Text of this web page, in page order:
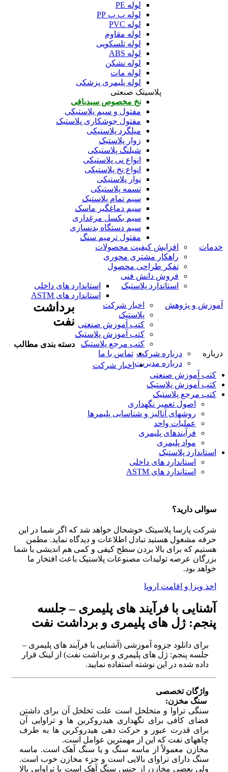
لوله PE
لوله پ پ PP
لوله PVC
لوله مقاوم
لوله تلسکوپی
لوله ABS
لوله نشکن
لوله مات
لوله پلیمری پزشکی
پلاسیتک صنعتی
نخ مخصوص سبدبافی
مفتول و سیم پلاستیکی
مفتول جوشکاری پلاستیک
میلگرد پلاستیکی
زوار پلاستیک
شیلنگ پلاستیکی
انواع نی پلاستیکی
انواع نخ پلاستیکی
نوار پلاستیکی
تسمه پلاستیکی
سیم تمام پلاستیک
سیم دماغگیر ماسک
سیم بکسل مرغداری
سیم دستگاه بدنسازی
مفتول ترمیم سنگ
خدمات
افزایش کیفیت محصولات
راهکار مشتری محوری
تفکر طراحی محصول
فروش دانش فنی
استاندارد پلاستیک
استاندارد های داخلی
استاندارد های ASTM
آموزش و پژوهش
اخبار شرکت
پلاستیک
کتب آموزش صنعتی
کتب آموزش پلاستیک
کتب مرجع پلاستیک
درباره
درباره شرکت
درباره مدیریت
تماس با ما
برداشت
نفت
دسته بندی مطالب
اخبار شرکت
کتب آموزش صنعتی
کتب آموزش پلاستیک
کتب مرجع پلاستیک
اصول تعمیر نگهداری
روشهای آنالیز و شناسایی پلیمرها
عملیات واحد
فرآیندهای پلیمری
مواد پلیمری
استاندارد پلاستیک
استاندارد های داخلی
استاندارد های ASTM
سوالی دارید؟
شرکت پارسا پلاسیتک خوشحال خواهد شد که اگر شما در این
حرفه مشغول هستید تبادل اطلاعات و دیدگاه نماید. مطمن
هستیم که برای بالا بردن سطح کیفی و کمی هم اندیشی با شما
بزرگان عرصه تولیدات مصنوعات پلاستیک باعث افتخار ما
خواهد بود.
اخذ ویزا و اقامت اروپا
آشنایی با فرآیند های پلیمری – جلسه
پنجم: ژل های پلیمری و برداشت نفت
برای دانلود جزوه آموزشی (آشنایی با فرآیند های پلیمری –
جلسه پنجم: ژل های پلیمری و برداشت نفت) از لینک قرار
داده شده در این نوشته استفاده نمایید.
واژگان تخصصی
سنگ مخزن:
سنگی تراوا و متخلخل است علت تخلخل آن برای داشتن
فضای کافی برای نگهداری هیدروکربن ها و تراوایی آن
برای قدرت عبور و حرکت دهی هیدروکربن ها به طرف
چاههای نفت که این از مهمترین عوامل است.
مخازن معمولاً از ماسه سنگ و یا سنگ آهک است. ماسه
سنگ دارای تراوای بالایی است و جزء مخازن خوب است.
ولی بعضی مخازن از جنس سنگ آهک است با تراوایی بالا